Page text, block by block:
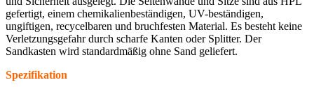
gefertigt, einem chemikalienbeständigen, UV-beständigen,
ungiftigen, recycelbaren und bruchfesten Material. Es besteht keine
Verletzungsgefahr durch scharfe Kanten oder Splitter. Der
Sandkasten wird standardmäßig ohne Sand geliefert.
Spezifikation